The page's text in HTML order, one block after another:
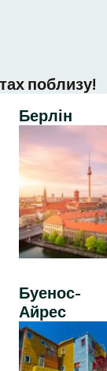
поблизу!
Берлін
Буенос-
Айрес